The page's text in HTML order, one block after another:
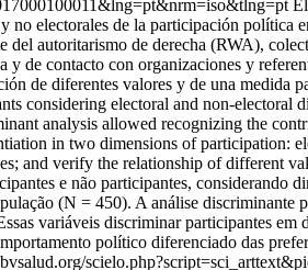
electorales de la participación
autoritarismo de derecha (RWA),
de contacto con organizaciones y
de diferentes valores y de una
considering electoral and non-
analysis allowed recognizing the
in two dimensions of participation:
and verify the relationship of different
e não participantes,
(N = 450). A análise
variáveis discriminar participantes em
político diferenciado das